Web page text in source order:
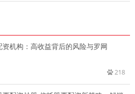
资机构：高收益背后的风险与罗网
218